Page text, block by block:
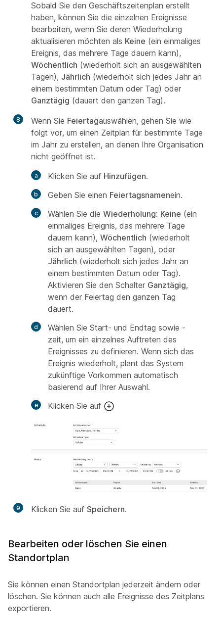
Sobald Sie den Geschäftszeitenplan erstellt
haben, können Sie die einzelnen Ereignisse
bearbeiten, wenn Sie deren Wiederholung
aktualisieren möchten als Keine (ein einmaliges
Ereignis, das mehrere Tage dauern kann),
Wöchentlich (wiederholt sich an ausgewählten
Tagen), Jährlich (wiederholt sich jedes Jahr an
einem bestimmten Datum oder Tag) oder
Ganztägig (dauert den ganzen Tag).
8 Wenn Sie Feiertagauswählen, gehen Sie wie
folgt vor, um einen Zeitplan für bestimmte Tage
im Jahr zu erstellen, an denen Ihre Organisation
nicht geöffnet ist.
Klicken Sie auf Hinzufügen.
Geben Sie einen Feiertagsnamenein.
Wählen Sie die Wiederholung: Keine (ein
einmaliges Ereignis, das mehrere Tage
dauern kann), Wöchentlich (wiederholt
sich an ausgewählten Tagen), oder
Jährlich (wiederholt sich jedes Jahr an
einem bestimmten Datum oder Tag).
Aktivieren Sie den Schalter Ganztägig,
wenn der Feiertag den ganzen Tag
dauert.
Wählen Sie Start- und Endtag sowie -
zeit, um ein einzelnes Auftreten des
Ereignisses zu definieren. Wenn sich das
Ereignis wiederholt, plant das System
zukünftige Vorkommen automatisch
basierend auf Ihrer Auswahl.
Klicken Sie auf
9 Klicken Sie auf Speichern.
Bearbeiten oder löschen Sie einen
Standortplan
Sie können einen Standortplan jederzeit ändern oder
löschen. Sie können auch alle Ereignisse des Zeitplans
exportieren.